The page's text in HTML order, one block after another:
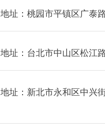
地址：桃园市平镇区广泰
地址：台北市中山区松江
地址：新北市永和区中兴